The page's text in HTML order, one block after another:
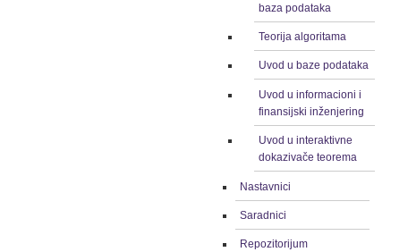
baza podataka
Teorija algoritama
Uvod u baze podataka
Uvod u informacioni i
finansijski inženjering
Uvod u interaktivne
dokazivače teorema
Nastavnici
Saradnici
Repozitorijum